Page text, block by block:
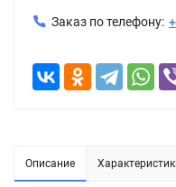
Заказ по телефону:
Описание